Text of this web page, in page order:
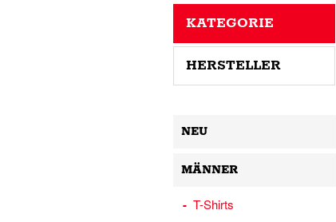
KATEGORIE
HERSTELLER
NEU
MÄNNER
T-Shirts